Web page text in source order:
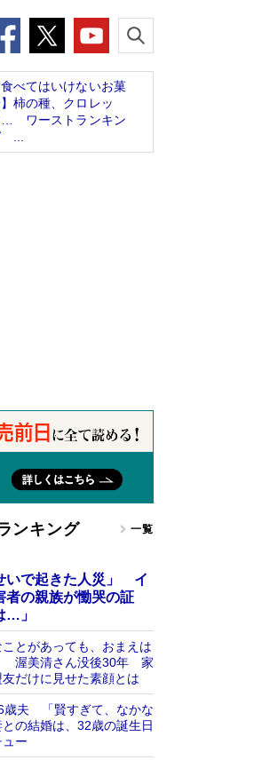
食べてはいけないお菓
柿の種、クロレッ
… ワーストランキン
...
ンキング 一覧
いで起きた人災」 イ
者の親族が慟哭の証
…」
ことがあっても、おまえは
渥美清さん没後30年 家
だけに見せた素顔とは
歳夫 「賢すぎて、なかな
の結婚は、32歳の誕生日
ー